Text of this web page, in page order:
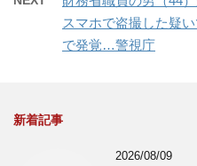
スマホで盗撮した疑
で発覚…警視庁
新着記事
2026/08/09